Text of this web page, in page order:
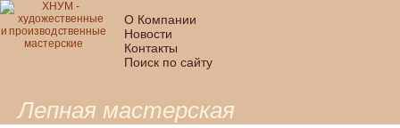
О Компании
Новости
Контакты
Поиск по сайту
Лепная мастерская